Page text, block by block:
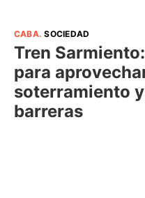
CABA.SOCIEDAD
Tren
para
soterramiento
barreras